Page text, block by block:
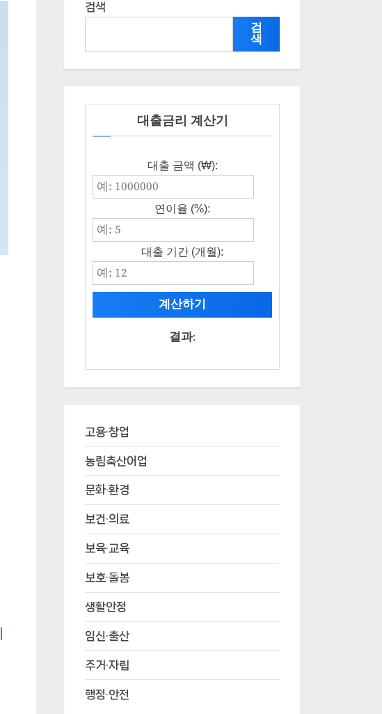
검색
검
색
대출금리 계산기
대출 금액 (₩):
연이율 (%):
대출 기간 (개월):
계산하기
결과:
고용·창업
농림축산어업
문화·환경
보건·의료
보육·교육
보호·돌봄
생활안정
임신·출산
주거·자립
행정·안전